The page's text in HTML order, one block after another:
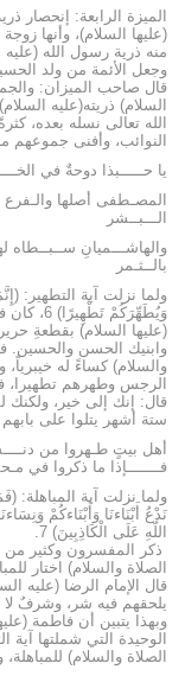
الميزة الرابعة: إنحصار
(عليها السلام)، وأنها
منه ذرية رسول الله
وجعل الأئمة من ولد
قال صاحب الميزان:
السلام) ذريته(عليه
الله تعالى نسله بعده،
النوائب، وأفنى جموعهم من
يا حـــــبذا دوحةٌ في
المصـطفى أصلها
الـــبــشر
والهاشـــميانِ
بالــثـمر
ولما نزلت آية التطهير:
(عليها السلام) بقطعةِ
وابنيك الحسن والحسين.
والسلام) كساءً له
الرجس وطهرهم تطهيرا،
قال: إنك إلى خير، ولكنك
ستة أشهر يتلوا على بابهم
أهل بيتٍ طـهروا من
فـــــــإذا ما ذكروا في
ولما نزلت آية المباهلة:
نَدْعُ أَبْنَاءنَا وَأَبْنَاءكُمْ
اللّهِ عَلَى الْكَاذِبِينَ) 7.
الصلاة والسلام) اختار
قال الإمام الرضا (عليه
يلحقهم فيه شر، وشرفٌ لا
وبهذا يتبين أن فاطمة
الوحيدة التي شملتها
الصلاة والسلام)